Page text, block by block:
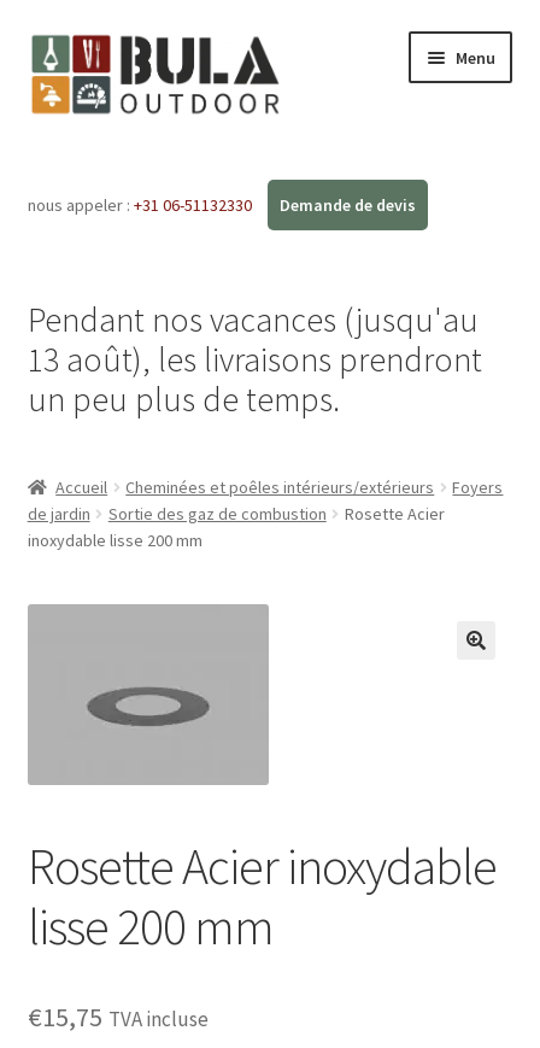
Menu
Boutique en ligne
Blog
nous appeler : +31 06-51132330
Pendant nos vacances (jusqu'au
13 août), les livraisons prendront
un peu plus de temps.
Accueil Cheminées et poêles intérieurs/extérieurs
Foyers
de jardin
Sortie des gaz de combustion
Rosette Acier
inoxydable lisse 200 mm
Rosette Acier inoxydable
lisse 200 mm
€15,75 TVA incluse